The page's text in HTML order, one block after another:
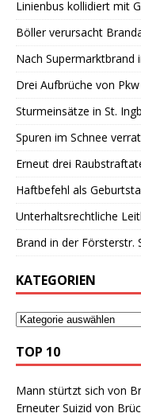
Linienbus kollidiert mit
Böller verursacht
Nach Supermarktbrand
Drei Aufbrüche von
Sturmeinsätze in St.
Spuren im Schnee
Erneut drei
Haftbefehl als
Unterhaltsrechtliche
Brand in der Försterstr.
KATEGORIEN
TOP 10
Mann stürtzt sich von
Erneuter Suizid von